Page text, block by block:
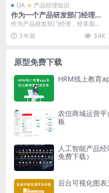
OA 产品经理知识
作为一个产品研发部门经理，
老板经常带你出差汇报产品或
者项目出现问题了，要求你出
席解决问题，该怎么办？
作为产品研发部门经理，经常面对
老板在出差汇报中提出的问题，并
要求出席解决问题。这...
3 年前 3.4K
原型免费下载
HRM线上教育
农信商城运营
板
人工智能产品
免费下载）
后台可视化图